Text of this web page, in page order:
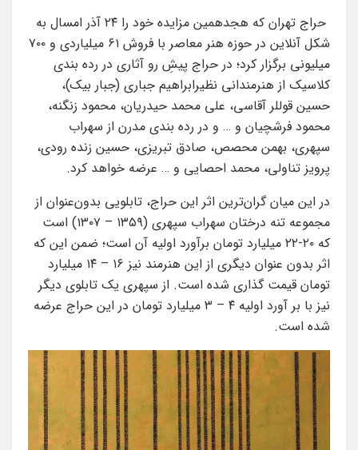
حراج تهران که هجدهمین مزایده خود را ۲۴ آذر امسال به
شکل آنلاین در حوزه هنر معاصر با فروش ۶۱ میلیاردی و ۷۰۰
میلیونی برگزار کرد؛ در حراج پیشِ رو آثاری در رده بندی
کلاسیک از هنرمندانی نظیرابراهیم جباری (جبار بیک)،
حسین قوللر آقاسی، علی محمد حیدریان، محمود زنگنه،
محمود فرشچیان و … و در رده بندی مدرن از سهراب
سپهری، بهمن محصص، صادق تبریزی، حسین زنده رودی،
پرویز تناولی، محمد احصایی و … عرضه خواهد کرد.
در این میان گران‌ترین اثر این حراج، تابلویی بدون‌عنوان از
مجموعه تنه درختان سهراب سپهری (۱۳۵۹ – ۱۳۰۷) است
که ۲۰-۲۲ میلیارد تومان برآورد اولیه آن است؛ ضمن این که
اثر بدون عنوان دیگری از این هنرمند نیز ۱۶ – ۱۴ میلیارد
تومان قیمت گذاری شده است. از سپهری یک تابلوی دیگر
نیز با بر آورد اولیه ۴ – ۳ میلیارد تومان در این حراج عرضه
شده است.